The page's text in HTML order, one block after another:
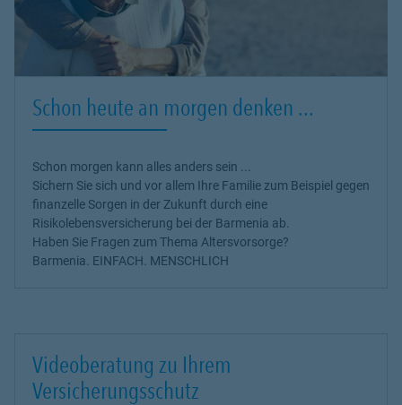
Schon heute an morgen denken ...
Schon morgen kann alles anders sein ...
Sichern Sie sich und vor allem Ihre Familie zum Beispiel gegen
finanzelle Sorgen in der Zukunft durch eine
Risikolebensversicherung bei der Barmenia ab.
Haben Sie Fragen zum Thema Altersvorsorge?
Barmenia. EINFACH. MENSCHLICH
Videoberatung zu Ihrem
Versicherungsschutz